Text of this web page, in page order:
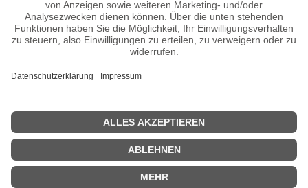
der Journalist von seinem amerikanischen Kollegen Stephen
Colbert ein wenig abgeguckt. Seit 2014 ist Tilo Jung ständiges
Mitglied der Bundespressekonferenz.
Tilo Jung Wiki, Herkunft, Geburtstag, verheiratet, Kinder etc.
Sendungen Tilo Jung Filme
n.n.v.